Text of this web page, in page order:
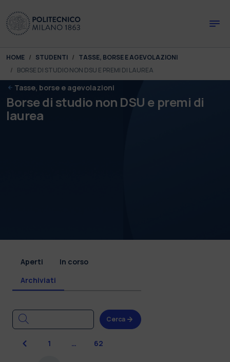
You are here:
HOME STUDENTI
TASSE, BORSE E AGEVOLAZIONI
BORSE DI STUDIO NON DSU E PREMI DI LAUREA
Tasse, borse e agevolazioni
Borse di studio non DSU e premi di
laurea
Aperti
In corso
Archiviati
Cerca
Precedente
1 … 62